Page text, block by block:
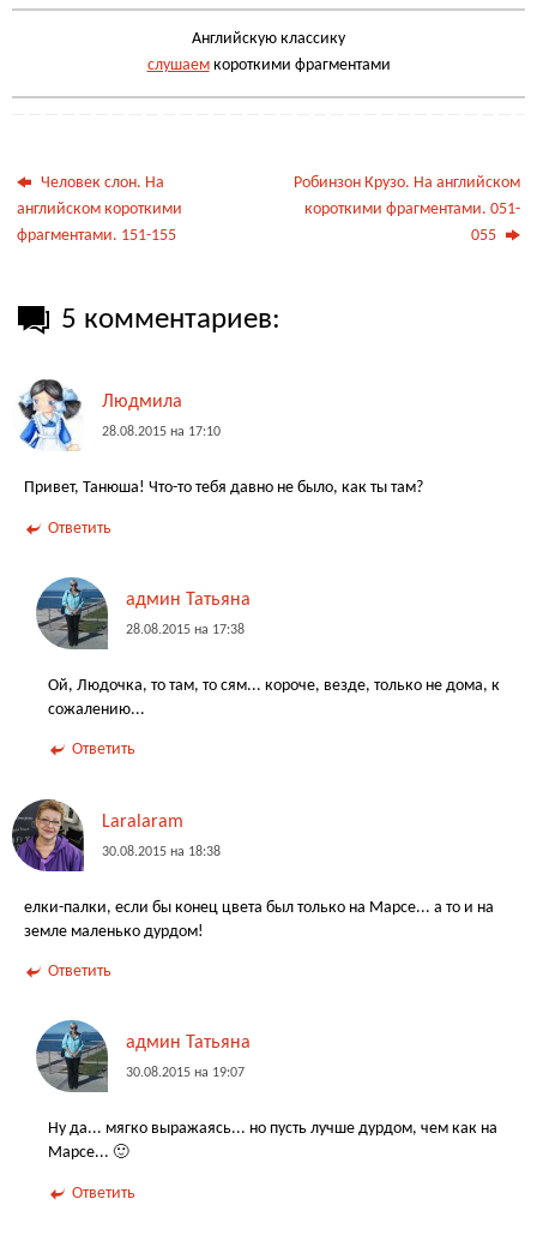
Английскую классику
слушаемкороткими фрагментами
Человек слон. На
английском короткими
фрагментами. 151-155
Робинзон Крузо. На английском
короткими фрагментами. 051-
055
5 комментариев:
Людмила
28.08.2015 на 17:10
Привет, Танюша! Что-то тебя давно не было, как ты там?
Ответить
админ Татьяна
28.08.2015 на 17:38
Ой, Людочка, то там, то сям... короче, везде, только не дома, к
сожалению...
Ответить
Laralaram
30.08.2015 на 18:38
елки-палки, если бы конец цвета был только на Марсе... а то и на
земле маленько дурдом!
Ответить
админ Татьяна
30.08.2015 на 19:07
Ну да... мягко выражаясь... но пусть лучше дурдом, чем как на
Марсе... 🙂
Ответить